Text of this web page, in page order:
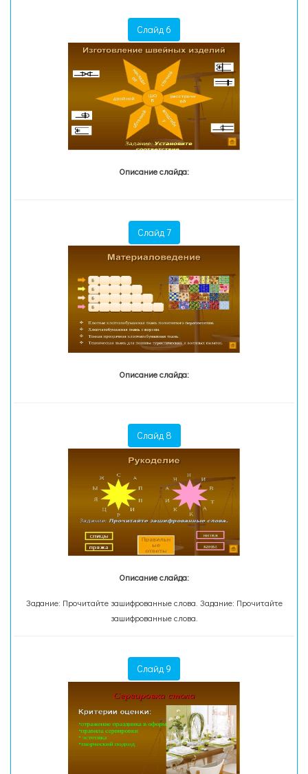
Слайд 6
Описание слайда:
Слайд 7
Описание слайда:
Слайд 8
Описание слайда:
Задание: Прочитайте зашифрованные слова. Задание: Прочитайте
зашифрованные слова.
Слайд 9